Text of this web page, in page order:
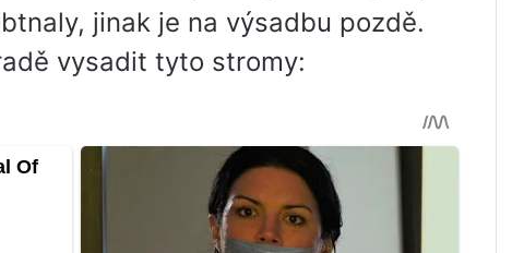
jinak je na výsadbu pozdě.
vysadit tyto stromy: